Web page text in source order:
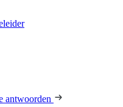
antwoorden